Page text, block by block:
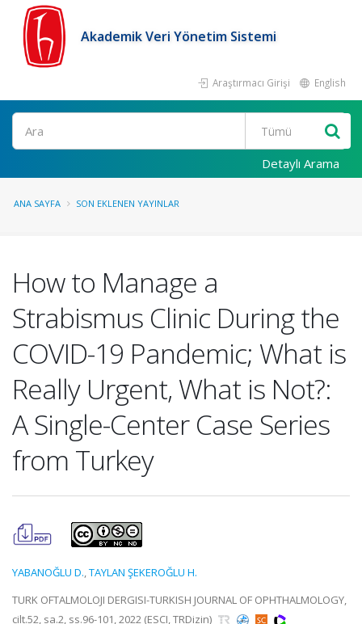
Akademik Veri Yönetim Sistemi
Araştırmacı Girişi English
Ara
Detaylı Arama
ANA SAYFA SON EKLENEN YAYINLAR
How to Manage a
Strabismus Clinic During the
COVID-19 Pandemic; What is
Really Urgent, What is Not?:
A Single-Center Case Series
from Turkey
YABANOĞLU D.,TAYLAN ŞEKEROĞLU H.
TURK OFTALMOLOJI DERGISI-TURKISH JOURNAL OF OPHTHALMOLOGY,
cilt.52, sa.2, ss.96-101, 2022 (ESCI, TRDizin)